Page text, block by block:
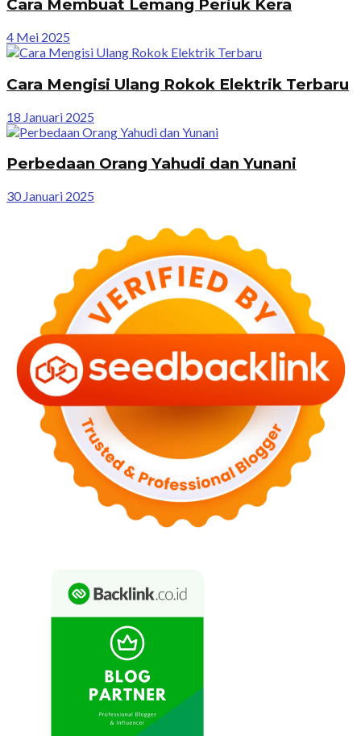
Cara Membuat Lemang Periuk Kera
4 Mei 2025
Cara Mengisi Ulang Rokok Elektrik Terbaru
18 Januari 2025
Perbedaan Orang Yahudi dan Yunani
30 Januari 2025